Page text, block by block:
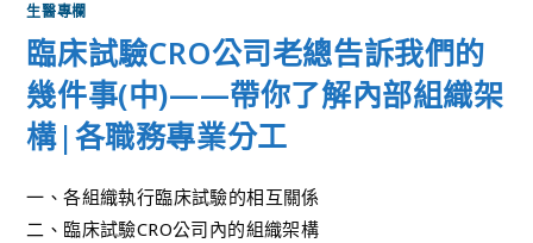
生醫專欄
臨床試驗CRO公司老總告訴我們的
幾件事(中)——帶你了解內部組織架
構|各職務專業分工
一、各組織執行臨床試驗的相互關係
二、臨床試驗CRO公司內的組織架構